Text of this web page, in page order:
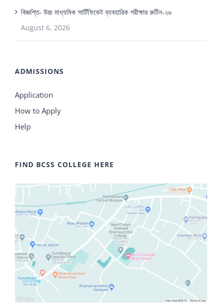
বিজ্ঞপ্তি- উচ্চ মাধ্যমিক সার্টিফিকেট ব্যবহারিক পরীক্ষার রুটিন-২৬
August 6, 2026
ADMISSIONS
Application
How to Apply
Help
FIND BCSS COLLEGE HERE